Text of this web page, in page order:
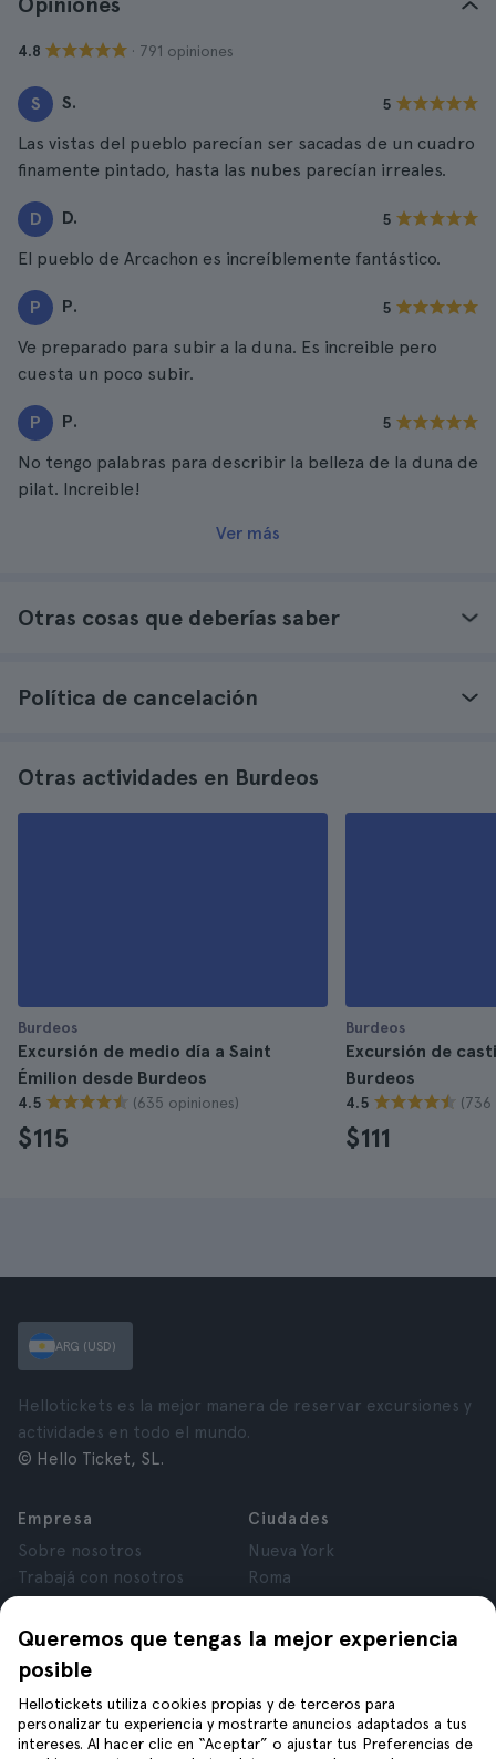
4.8 · 791 opiniones
S S. 5
Las vistas del pueblo parecían ser sacadas de un cuadro
finamente pintado, hasta las nubes parecían irreales.
D D. 5
El pueblo de Arcachon es increíblemente fantástico.
P P. 5
Ve preparado para subir a la duna. Es increible pero
cuesta un poco subir.
P P. 5
No tengo palabras para describir la belleza de la duna de
pilat. Increible!
Ver más
Otras cosas que deberías saber
Política de cancelación
Otras actividades en Burdeos
Burdeos
Excursión de medio día a Saint
Émilion desde Burdeos
4.5 (635 opiniones)
$115
Burdeos
Excursión de
Burdeos
4.5 (736
$111
Queremos que tengas la mejor experiencia
posible
Hellotickets utiliza cookies propias y de terceros para
personalizar tu experiencia y mostrarte anuncios adaptados a tus
intereses. Al hacer clic en “Aceptar” o ajustar tus Preferencias de
ARG (USD)
Hellotickets es la mejor manera de reservar excursiones y
actividades en todo el mundo.
© Hello Ticket, SL.
Empresa
Sobre nosotros
Trabajá con nosotros
Opiniones
Privacidad
Términos y Condiciones
Aviso Legal
Cookies
Ciudades
Nueva York
Roma
Londres
Granada
Tenerife